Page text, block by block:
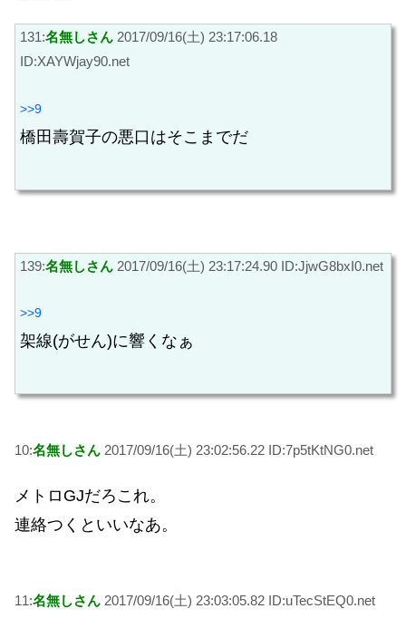
131:名無しさん 2017/09/16(土) 23:17:06.18
ID:XAYWjay90.net
>>9
橋田壽賀子の悪口はそこまでだ
139:名無しさん 2017/09/16(土) 23:17:24.90 ID:JjwG8bxI0.net
>>9
架線(がせん)に響くなぁ
10:名無しさん 2017/09/16(土) 23:02:56.22 ID:7p5tKtNG0.net
メトロGJだろこれ。
連絡つくといいなあ。
11:名無しさん 2017/09/16(土) 23:03:05.82 ID:uTecStEQ0.net